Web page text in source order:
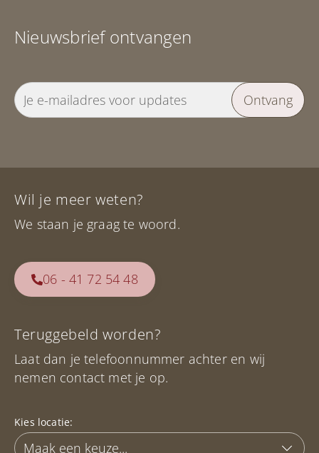
Nieuwsbrief ontvangen
Ontvang
Wil je meer weten?
We staan je graag te woord.
06 - 41 72 54 48
Teruggebeld worden?
Laat dan je telefoonnummer achter en wij
nemen contact met je op.
Kies locatie: